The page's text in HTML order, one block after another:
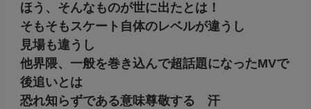
ほう、そんなものが世に出たとは！
そもそもスケート自体のレベルが違うし
見場も違うし
他界隈、一般を巻き込んで超話題になったMVで
後追いとは
恐れ知らずである意味尊敬する 汗